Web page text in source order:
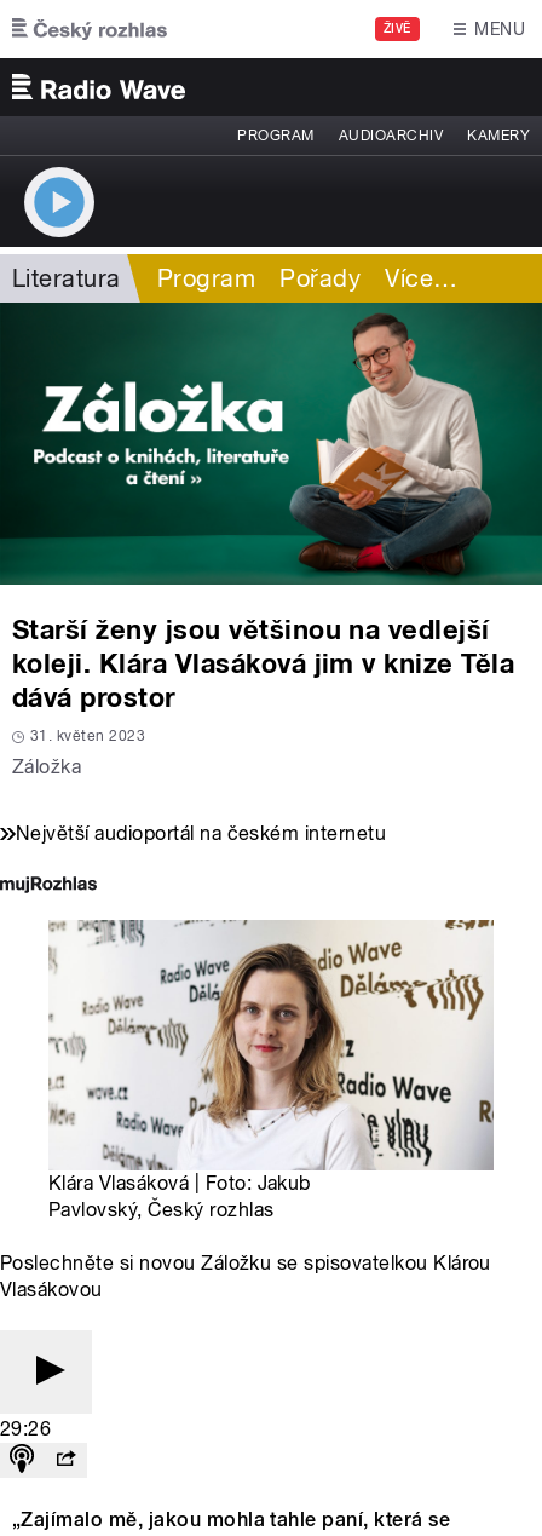
Přejít k hlavnímu obsahu
ŽIVĚ MENU
PROGRAM AUDIOARCHIV KAMERY
Literatura Program Pořady Více…
Starší ženy jsou většinou na vedlejší
koleji. Klára Vlasáková jim v knize Těla
dává prostor
31. květen 2023
Záložka
Největší audioportál na českém internetu
Klára Vlasáková | Foto: Jakub
Pavlovský, Český rozhlas
Poslechněte si novou Záložku se spisovatelkou Klárou
Vlasákovou
29:26
„Zajímalo mě, jakou mohla tahle paní, která se